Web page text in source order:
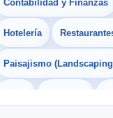
Contabilidad y Finanzas
Hotelería
Paisajismo